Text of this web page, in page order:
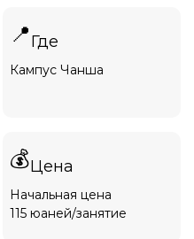
📍Где
Кампус Чанша
💰Цена
Начальная цена
115 юаней/занятие